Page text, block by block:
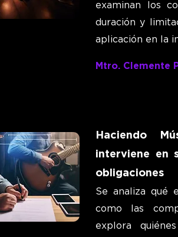
examinan los
duración y
aplicación en la
Mtro. Clemente
Haciendo
interviene en
obligaciones
Se analiza qué
como las
explora